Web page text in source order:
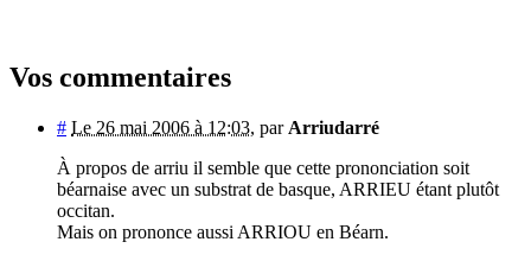
Vos commentaires
# Le 26 mai 2006 à 12:03, par Arriudarré
À propos de arriu il semble que cette prononciation soit
béarnaise avec un substrat de basque, ARRIEU étant plutôt
occitan.
Mais on prononce aussi ARRIOU en Béarn.